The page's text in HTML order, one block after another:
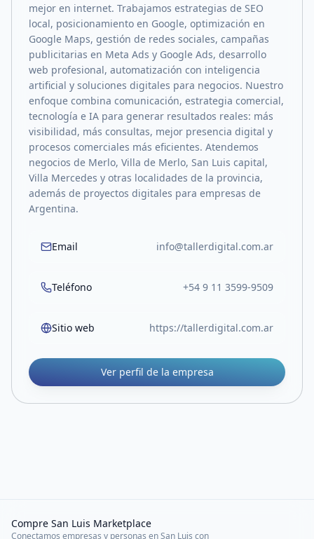
mejor en internet. Trabajamos estrategias de SEO
local, posicionamiento en Google, optimización en
Google Maps, gestión de redes sociales, campañas
publicitarias en Meta Ads y Google Ads, desarrollo
web profesional, automatización con inteligencia
artificial y soluciones digitales para negocios. Nuestro
enfoque combina comunicación, estrategia comercial,
tecnología e IA para generar resultados reales: más
visibilidad, más consultas, mejor presencia digital y
procesos comerciales más eficientes. Atendemos
negocios de Merlo, Villa de Merlo, San Luis capital,
Villa Mercedes y otras localidades de la provincia,
además de proyectos digitales para empresas de
Argentina.
Email info@tallerdigital.com.ar
Teléfono +54 9 11 3599-9509
Sitio web https://tallerdigital.com.ar
Ver perfil de la empresa
Compre San Luis Marketplace
Conectamos empresas y personas en San Luis con